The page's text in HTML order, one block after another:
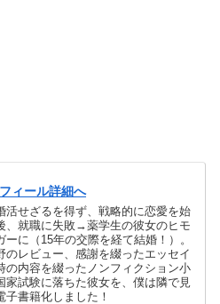
ィール詳細へ
活せざるを得ず、戦略的に恋愛を始
、就職に失敗→薬学生の彼女のヒモ
ーに（15年の交際を経て結婚！）。
のレビュー、感謝を綴ったエッセイ
の内容を綴ったノンフィクション小
家試験に落ちた彼女を、僕は隣で見
子書籍化しました！